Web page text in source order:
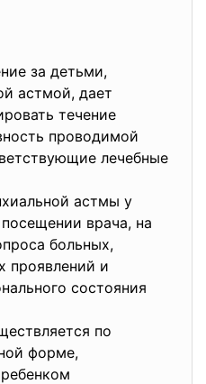
за детьми,
астмой, дает
течение
проводимой
лечебные
астмы у
врача, на
больных,
проявлений и
состояния
по
форме,